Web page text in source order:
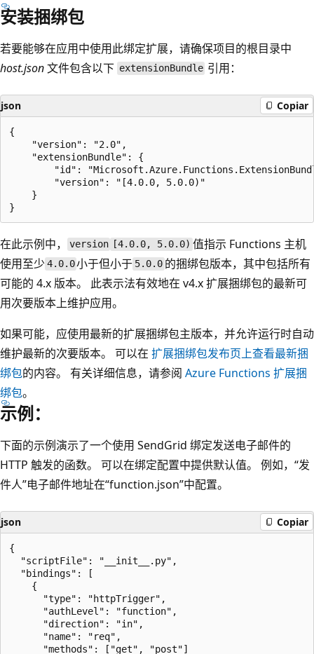
安装捆绑包
若要能够在应用中使用此绑定扩展，请确保项目的根目录中
host.json文件包含以下 extensionBundle 引用：
json Copiar
{
    "version": "2.0",
    "extensionBundle": {
"id":
        "version": "[4.0.0, 5.0.0)"
    }
在此示例中， version [4.0.0, 5.0.0) 值指示 Functions 主机
使用至少 4.0.0小于但小于 5.0.0的捆绑包版本，其中包括所有
可能的 4.x 版本。 此表示法有效地在 v4.x 扩展捆绑包的最新可
用次要版本上维护应用。
如果可能，应使用最新的扩展捆绑包主版本，并允许运行时自动
维护最新的次要版本。 可以在 扩展捆绑包发布页上查看最新捆
绑包的内容。 有关详细信息，请参阅 Azure Functions 扩展捆
绑包。
示例：
下面的示例演示了一个使用 SendGrid 绑定发送电子邮件的
HTTP 触发的函数。 可以在绑定配置中提供默认值。 例如，“发
件人”电子邮件地址在“function.json”中配置。
json Copiar
{
  "scriptFile": "__init__.py",
  "bindings": [
    {
      "type": "httpTrigger",
      "authLevel": "function",
      "direction": "in",
      "name": "req",
      "methods": ["get", "post"]